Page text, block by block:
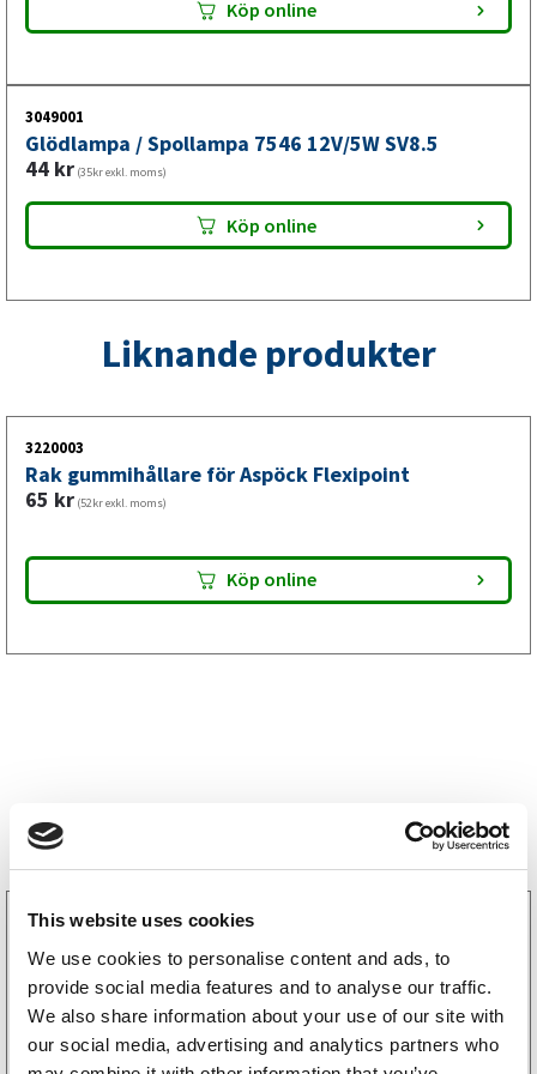
This website uses cookies
We use cookies to personalise content and ads, to
provide social media features and to analyse our traffic.
We also share information about your use of our site with
our social media, advertising and analytics partners who
Denna positionslykta används för att ge korrekt
Talmu-system. Ett bra val vid ersättning när synlighet och
tydlig märkning behöver återställas.
Köp online
3049001
Glödlampa / Spollampa 7546 12V/5W SV8.5
44 kr (35kr exkl. moms)
Köp online
Liknande produkter
3220003
Rak gummihållare för Aspöck Flexipoint
65 kr (52kr exkl. moms)
Köp online
3160052
LGF Skylt Självhäftande
238kr